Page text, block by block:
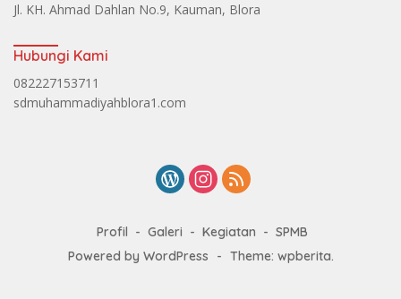
Jl. KH. Ahmad Dahlan No.9, Kauman, Blora
Hubungi Kami
082227153711
sdmuhammadiyahblora1.com
Profil Galeri Kegiatan
SPMB
Powered by WordPress
- Theme: wpberita.